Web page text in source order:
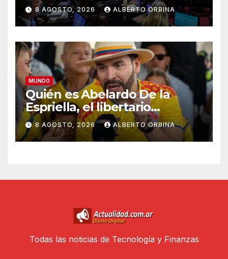
8 AGOSTO, 2026 ALBERTO ORBINA
MUNDO
Quién es Abelardo De la
Espriella, el libertario
admirador de Javier Milei que
asumió la presidencia de
Colombia
8 AGOSTO, 2026 ALBERTO ORBINA
Todas las noticias de Tecnología y Finanzas